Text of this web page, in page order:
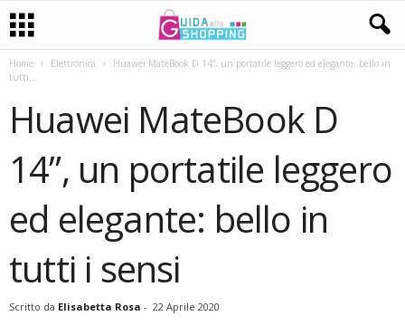
Home Elettronica
Huawei MateBook D 14”, un portatile leggero ed elegante: bello in
tutti...
Huawei MateBook D
14”, un portatile leggero
ed elegante: bello in
tutti i sensi
Scritto da Elisabetta Rosa - 22 Aprile 2020